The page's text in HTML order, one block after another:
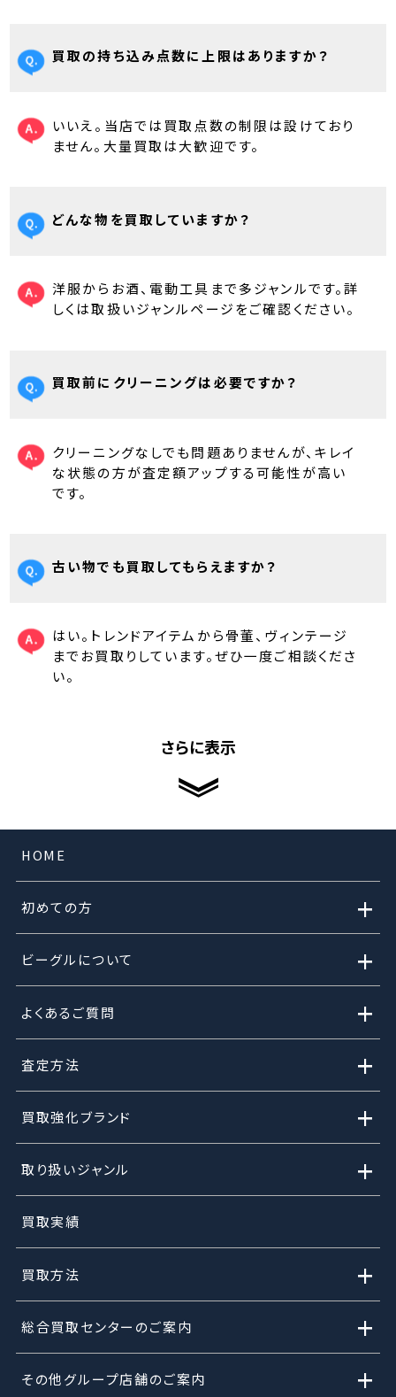
買取の持ち込み点数に上限はありますか？
いいえ。当店では買取点数の制限は設けており
ません。大量買取は大歓迎です。
どんな物を買取していますか？
洋服からお酒、電動工具まで多ジャンルです。詳
しくは取扱いジャンルページをご確認ください。
買取前にクリーニングは必要ですか？
クリーニングなしでも問題ありませんが、キレイ
な状態の方が査定額アップする可能性が高い
です。
古い物でも買取してもらえますか？
はい。トレンドアイテムから骨董、ヴィンテージ
までお買取りしています。ぜひ一度ご相談くださ
い。
さらに表示
HOME
初めての方 +
ビーグルについて +
よくあるご質問 +
査定方法 +
買取強化ブランド +
取り扱いジャンル +
買取実績
買取方法 +
総合買取センターのご案内 +
その他グループ店舗のご案内 +